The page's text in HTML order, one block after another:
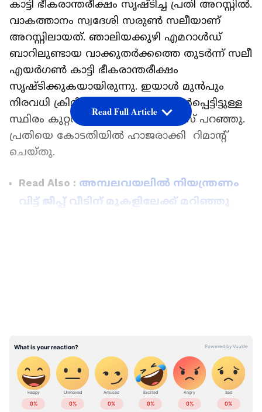
കാട്ടി ഭീകരാന്തരീക്ഷം സൃഷ്ടിച്ച പ്രതി അറസ്റ്റിൽ.
വാകത്താനം സ്വദേശി സരുൺ സലീയാണ്
അറസ്റ്റിലായത്. ഞാലിയക്കുഴി എമറാൾഡ്
ബാറിലുണ്ടായ വാക്കുതർക്കത്തെ തുടർന്ന് സലീ
എയർഗൺ കാട്ടി ഭീകരാന്തരീക്ഷം
സൃഷ്ടിക്കുകയായിരുന്നു. ഇയാൾ മുൻപും
നിരവധി ക്രിമിനൽ കേസുകളൽ ഉൾപ്പെട്ടിട്ടുള്ള
സ്ഥിരം കുറ്റവാളിയാണെന്ന് പൊലീസ് പറഞ്ഞു.
പ്രതിയെ കോടതിയിൽ ഹാജരാക്കി റിമാന്റ്
ചെയ്തു.
Read Also : അമ്പലവയലിൽ നിയന്ത്രണം
വിട്ട് ജീപ്പ് വീടിന് മുകളിലേക്ക് മറിഞ്ഞു
Read Full Article
ABOUT THE AUTHOR